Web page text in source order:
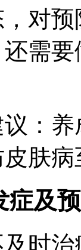
对
需
：
肤
症及
时